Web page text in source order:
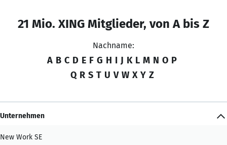
21 Mio. XING Mitglieder, von A bis Z
Nachname:
A B C D E F G H I J K L M N O P
Q R S T U V W X Y Z
Unternehmen
New Work SE